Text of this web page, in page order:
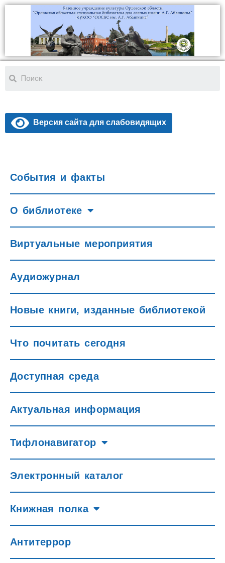
Версия сайта для слабовидящих
События и факты
О библиотеке
Виртуальные мероприятия
Аудиожурнал
Новые книги, изданные библиотекой
Что почитать сегодня
Доступная среда
Актуальная информация
Тифлонавигатор
Электронный каталог
Книжная полка
Антитеррор